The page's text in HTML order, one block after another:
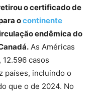
o certificado de
ocontinente
endêmica do
As Américas
casos
países, incluindo o
que o de 2024. No